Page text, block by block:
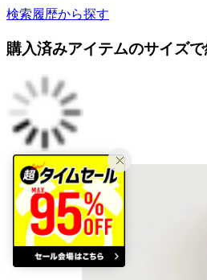
検索履歴から探す
購入済みアイテムのサイズ